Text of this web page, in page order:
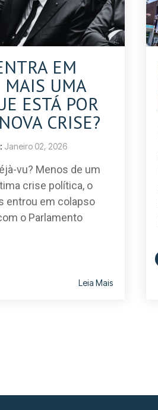
EM
MAIS UMA
ESTÁ POR
CRISE?
: Janeiro 02, 2026
vu? Menos de um
crise política, o
entrou em colapso
o Parlamento
Leia Mais